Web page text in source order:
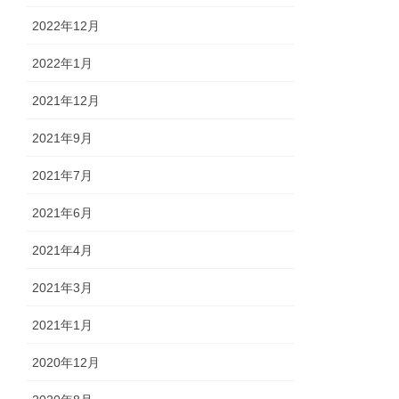
2022年12月
2022年1月
2021年12月
2021年9月
2021年7月
2021年6月
2021年4月
2021年3月
2021年1月
2020年12月